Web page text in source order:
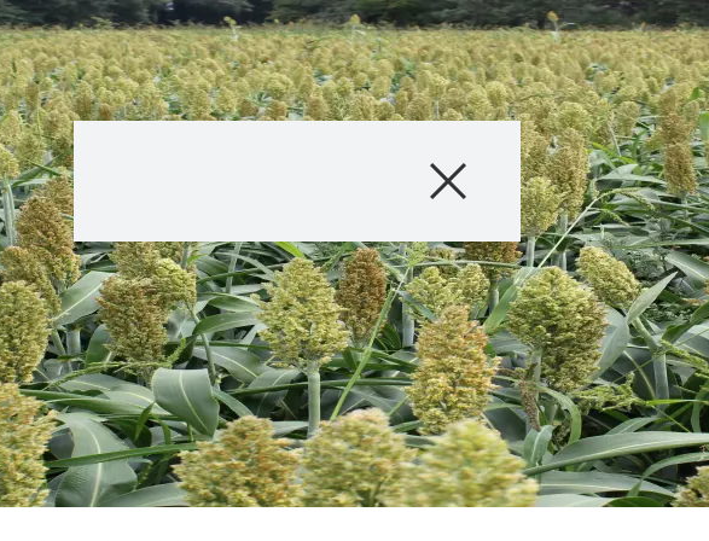
Producten
Advies
Verhalen &
Digitale
Over ons